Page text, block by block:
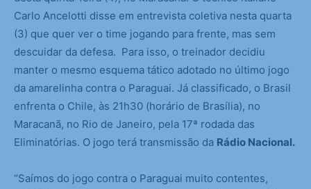
Carlo Ancelotti disse em entrevista coletiva nesta quarta
(3) que quer ver o time jogando para frente, mas sem
descuidar da defesa. Para isso, o treinador decidiu
manter o mesmo esquema tático adotado no último jogo
da amarelinha contra o Paraguai. Já classificado, o Brasil
enfrenta o Chile, às 21h30 (horário de Brasília), no
Maracanã, no Rio de Janeiro, pela 17ª rodada das
Eliminatórias. O jogo terá transmissão da Rádio Nacional.
“Saímos do jogo contra o Paraguai muito contentes,